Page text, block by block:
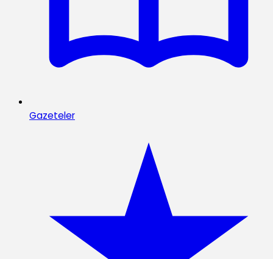
Gazeteler